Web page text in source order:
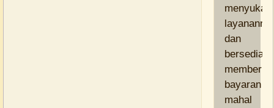
menyukai
dan
bersedia
bayaran
mahal